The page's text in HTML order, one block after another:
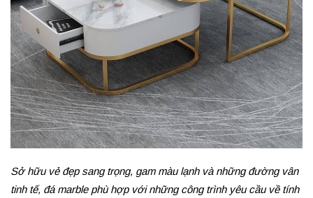
Sở hữu vẻ đẹp sang trọng, gam màu lạnh và những đường vân
tinh tế, đá marble phù hợp với những công trình yêu cầu về tính